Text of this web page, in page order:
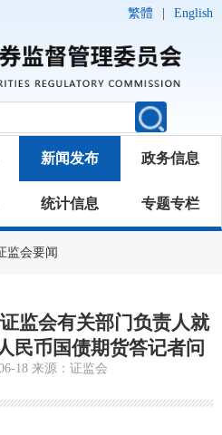
繁體 English
新闻发布 政务信息
统计信息 专题专栏
监会要闻
监会有关部门负责人就
民币国债期货答记者问
18 来源：证监会